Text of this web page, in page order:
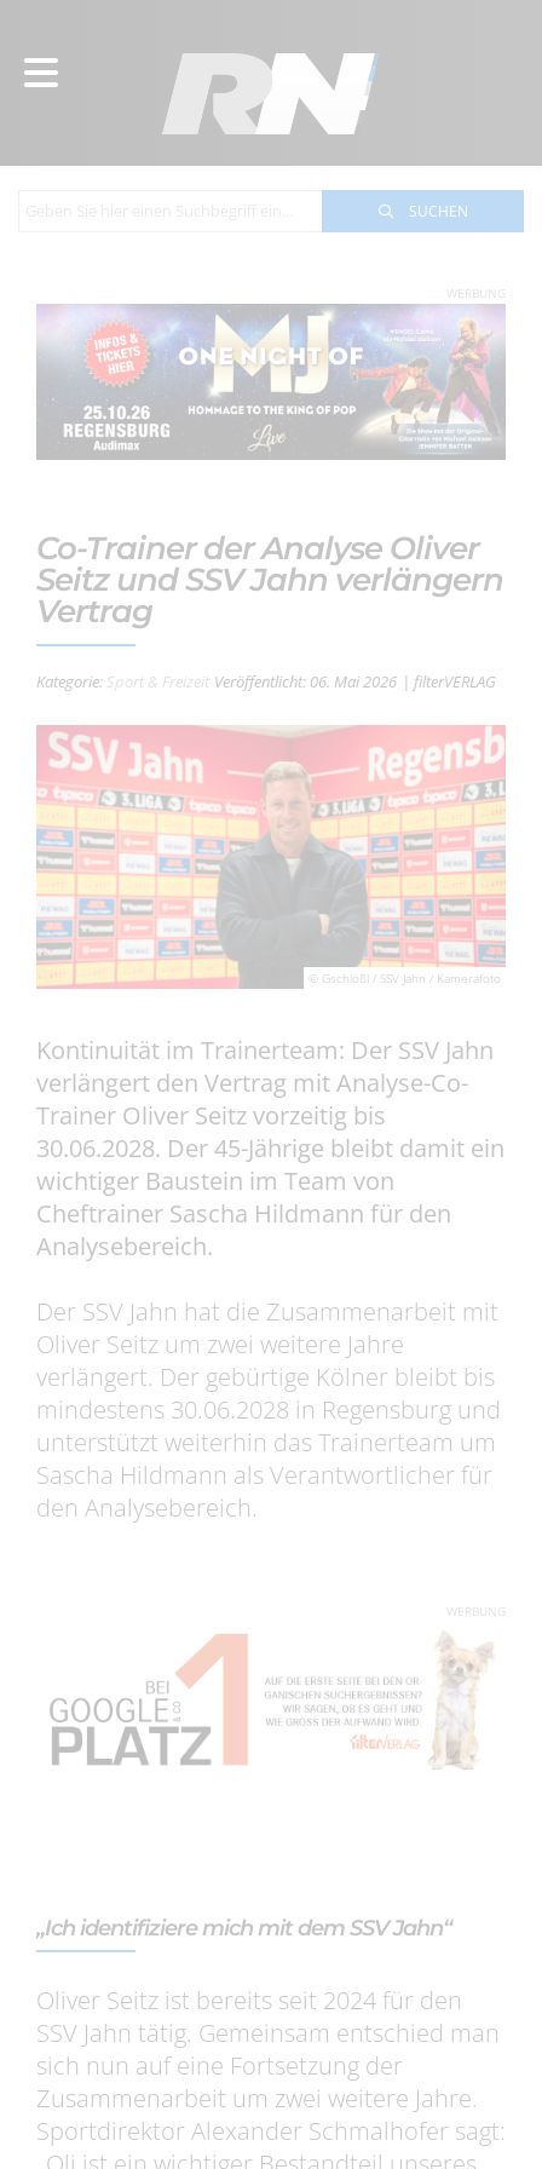
SUCHEN
WERBUNG
Co-Trainer der Analyse Oliver
Seitz und SSV Jahn verlängern
Vertrag
Kategorie: Sport & Freizeit Veröffentlicht: 06. Mai 2026 | filterVERLAG
© Gschlößl / SSV Jahn / Kamerafoto
Kontinuität im Trainerteam: Der SSV Jahn
verlängert den Vertrag mit Analyse-Co-
Trainer Oliver Seitz vorzeitig bis
30.06.2028. Der 45-Jährige bleibt damit ein
wichtiger Baustein im Team von
Cheftrainer Sascha Hildmann für den
Analysebereich.
Der SSV Jahn hat die Zusammenarbeit mit
Oliver Seitz um zwei weitere Jahre
verlängert. Der gebürtige Kölner bleibt bis
mindestens 30.06.2028 in Regensburg und
unterstützt weiterhin das Trainerteam um
Sascha Hildmann als Verantwortlicher für
den Analysebereich.
WERBUNG
„Ich identifiziere mich mit dem SSV Jahn“
Oliver Seitz ist bereits seit 2024 für den
SSV Jahn tätig. Gemeinsam entschied man
sich nun auf eine Fortsetzung der
Zusammenarbeit um zwei weitere Jahre.
Sportdirektor Alexander Schmalhofer sagt: